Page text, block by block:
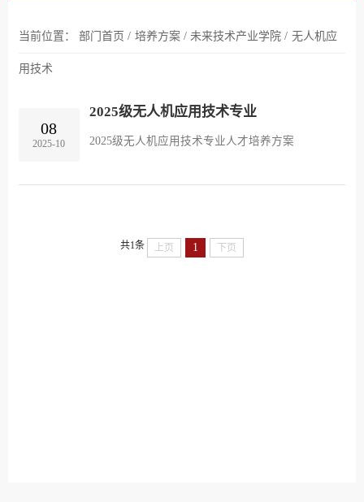
当前位置： 部门首页 / 培养方案 / 未来技术产业学院 / 无人机应
用技术
08
2025-10
2025级无人机应用技术专业
2025级无人机应用技术专业人才培养方案
共1条 上页 1 下页